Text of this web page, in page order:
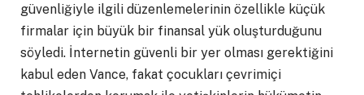
güvenliğiyle ilgili düzenlemelerinin özellikle küçük
firmalar için büyük bir finansal yük oluşturduğunu
söyledi. İnternetin güvenli bir yer olması gerektiğini
kabul eden Vance, fakat çocukları çevrimiçi